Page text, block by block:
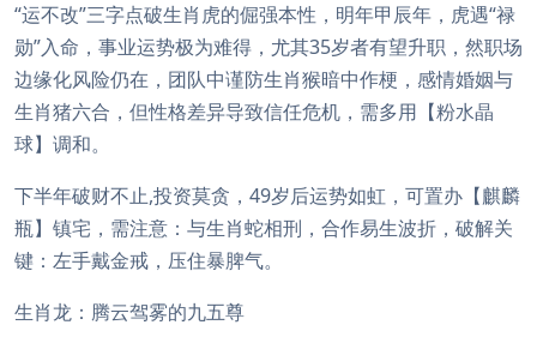
“运不改”三字点破生肖虎的倔强本性，明年甲辰年，虎遇“禄
勋”入命，事业运势极为难得，尤其35岁者有望升职，然职场
边缘化风险仍在，团队中谨防生肖猴暗中作梗，感情婚姻与
生肖猪六合，但性格差异导致信任危机，需多用【粉水晶
球】调和。
下半年破财不止,投资莫贪，49岁后运势如虹，可置办【麒麟
瓶】镇宅，需注意：与生肖蛇相刑，合作易生波折，破解关
键：左手戴金戒，压住暴脾气。
生肖龙：腾云驾雾的九五尊